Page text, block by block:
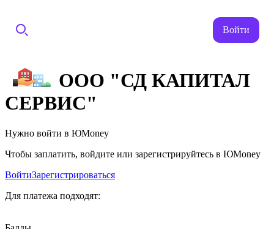
Войти
ООО "СД КАПИТАЛ
СЕРВИС"
Нужно войти в ЮMoney
Чтобы заплатить, войдите или зарегистрируйтесь в ЮMoney
ВойтиЗарегистрироваться
Для платежа подходят: